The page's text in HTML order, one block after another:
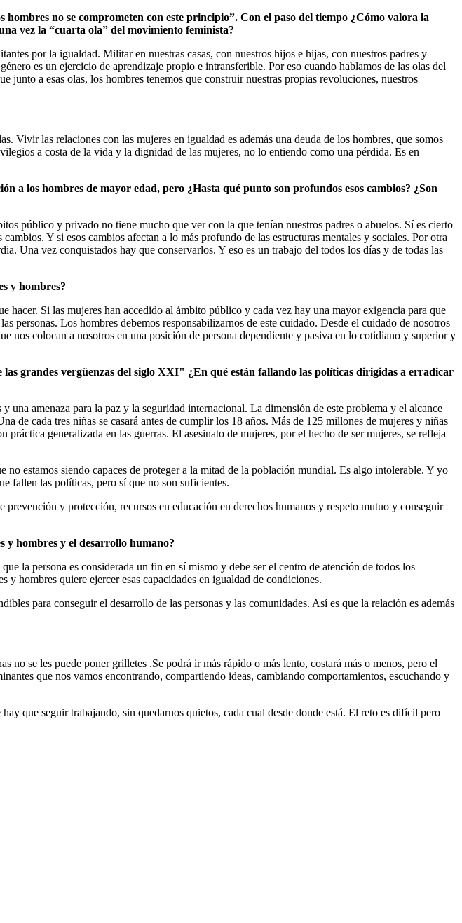
no se comprometen con este principio”. Con el paso del tiempo ¿Cómo valora la
vez la “cuarta ola” del movimiento feminista?
por la igualdad. Militar en nuestras casas, con nuestros hijos e hijas, con nuestros padres y
es un ejercicio de aprendizaje propio e intransferible. Por eso cuando hablamos de las olas del
a esas olas, los hombres tenemos que construir nuestras propias revoluciones, nuestros
Vivir las relaciones con las mujeres en igualdad es además una deuda de los hombres, que somos
a costa de la vida y la dignidad de las mujeres, no lo entiendo como una pérdida. Es en
a los hombres de mayor edad, pero ¿Hasta qué punto son profundos esos cambios? ¿Son
público y privado no tiene mucho que ver con la que tenían nuestros padres o abuelos. Sí es cierto
Y si esos cambios afectan a lo más profundo de las estructuras mentales y sociales. Por otra
Una vez conquistados hay que conservarlos. Y eso es un trabajo del todos los días y de todas las
y hombres?
Si las mujeres han accedido al ámbito público y cada vez hay una mayor exigencia para que
personas. Los hombres debemos responsabilizarnos de este cuidado. Desde el cuidado de nosotros
nos colocan a nosotros en una posición de persona dependiente y pasiva en lo cotidiano y superior y
grandes vergüenzas del siglo XXI" ¿En qué están fallando las políticas dirigidas a erradicar
amenaza para la paz y la seguridad internacional. La dimensión de este problema y el alcance
de cada tres niñas se casará antes de cumplir los 18 años. Más de 125 millones de mujeres y niñas
generalizada en las guerras. El asesinato de mujeres, por el hecho de ser mujeres, se refleja
estamos siendo capaces de proteger a la mitad de la población mundial. Es algo intolerable. Y yo
fallen las políticas, pero sí que no son suficientes.
y protección, recursos en educación en derechos humanos y respeto mutuo y conseguir
y hombres y el desarrollo humano?
la persona es considerada un fin en sí mismo y debe ser el centro de atención de todos los
y hombres quiere ejercer esas capacidades en igualdad de condiciones.
para conseguir el desarrollo de las personas y las comunidades. Así es que la relación es además
se les puede poner grilletes .Se podrá ir más rápido o más lento, costará más o menos, pero el
que nos vamos encontrando, compartiendo ideas, cambiando comportamientos, escuchando y
que seguir trabajando, sin quedarnos quietos, cada cual desde donde está. El reto es difícil pero